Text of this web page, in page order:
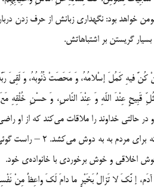
خواهد بود: نگهداری زبانش از حرف زدن
گریستن بر اشتباهاتش.‏
مَنْ کُنَّ فیهِ کَمُلَ إسْلامُهُ، وَ مَحَصَتْ ذُنُوبُهُ، وَ
در حالتی خداوند را ‏ملاقات می‌کند که از او